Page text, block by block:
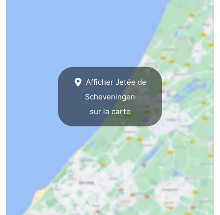
Afficher Jetée de
Scheveningen
sur la carte